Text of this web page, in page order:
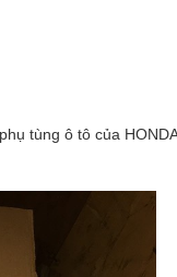
tùng ô tô của